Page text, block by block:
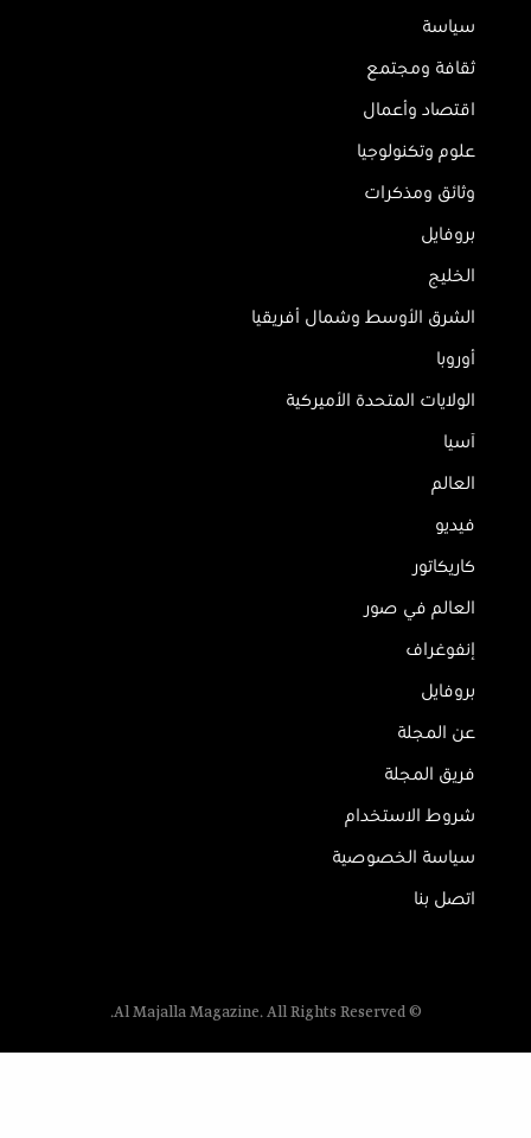
سياسة
ثقافة ومجتمع
اقتصاد وأعمال
علوم وتكنولوجيا
وثائق ومذكرات
بروفايل
الخليج
الشرق الأوسط وشمال أفريقيا
أوروبا
الولايات المتحدة الأميركية
آسيا
العالم
فيديو
كاريكاتور
العالم في صور
إنفوغراف
بروفايل
عن المجلة
فريق المجلة
شروط الاستخدام
سياسة الخصوصية
اتصل بنا
© Al Majalla Magazine. All Rights Reserved.